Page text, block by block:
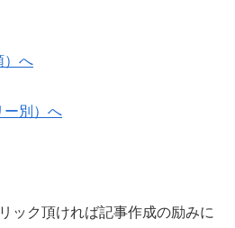
）へ
ー別）へ
ック頂ければ記事作成の励みに